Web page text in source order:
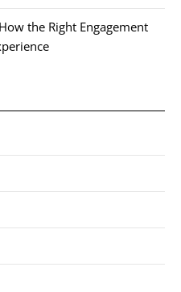
the Right Engagement